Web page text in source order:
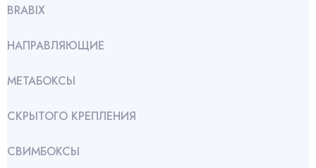
BRABIX
НАПРАВЛЯЮЩИЕ
МЕТАБОКСЫ
СКРЫТОГО КРЕПЛЕНИЯ
СВИМБОКСЫ